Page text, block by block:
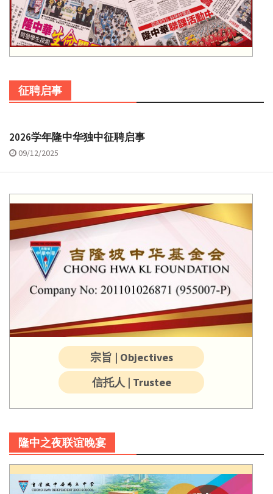
征聘启事
2026学年隆中华独中征聘启事
09/12/2025
宗旨 | Objectives
信托人 | Trustee
隆中之夜联谊晚宴